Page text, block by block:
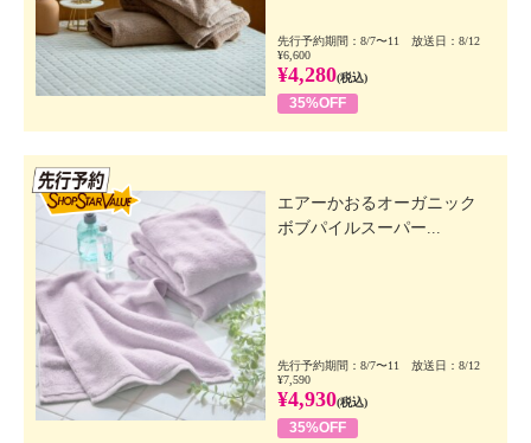
先行予約期間：8/7〜11 放送日：8/12
¥6,600
¥4,280(税込)
35%OFF
エアーかおるオーガニック
ボブパイルスーパー...
先行予約期間：8/7〜11 放送日：8/12
¥7,590
¥4,930(税込)
35%OFF